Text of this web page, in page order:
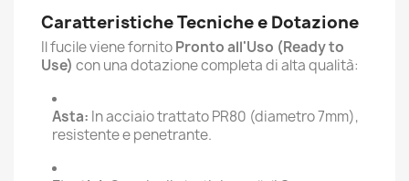
Caratteristiche Tecniche e Dotazione
Il fucile viene fornitoPronto all'Uso (Ready to
Use) con una dotazione completa di alta qualità:
Asta: In acciaio trattato PR80 (diametro 7mm),
resistente e penetrante.